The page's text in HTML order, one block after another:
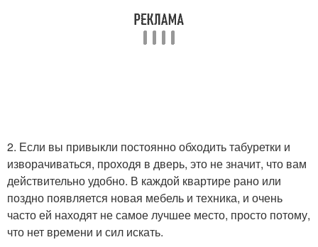
2. Если вы привыкли постоянно обходить табуретки и
изворачиваться, проходя в дверь, это не значит, что вам
действительно удобно. В каждой квартире рано или
поздно появляется новая мебель и техника, и очень
часто ей находят не самое лучшее место, просто потому,
что нет времени и сил искать.